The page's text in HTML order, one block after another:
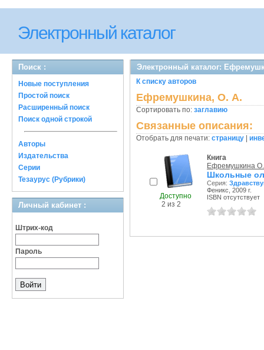
Электронный каталог
Поиск :
Новые поступления
Простой поиск
Расширенный поиск
Поиск одной строкой
Авторы
Издательства
Серии
Тезаурус (Рубрики)
Личный кабинет :
Штрих-код
Пароль
Электронный каталог:
К списку авторов
Ефремушкина, О. А.
Сортировать по: заглавию
Связанные описания:
Отобрать для печати: страницу
Доступно
2 из 2
Книга
Ефремушкина
Школьные
Серия:
Феникс, 2009 г.
ISBN отсутствует